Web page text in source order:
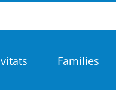
Famílies